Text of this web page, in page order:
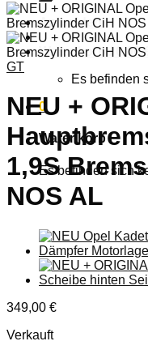
Anmelden
Warenkorb / 0,00
Es befinden
0
Warenkorb
Es befinden sich
GT
NEU +
1,9S
NOS AL
349,00 €
Verkauft